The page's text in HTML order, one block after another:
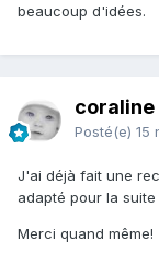
beaucoup d'idées.
coraline
Posté(e) 15
J'ai déjà fait une
adapté pour la
Merci quand même!